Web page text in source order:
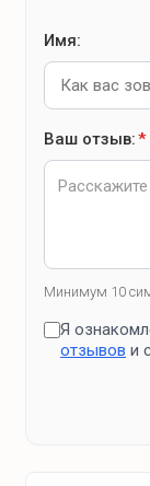
Зоны
Терраса
Банные
баня
Имя:
Ваш отзыв:*
Минимум 10
Я
отзывов и